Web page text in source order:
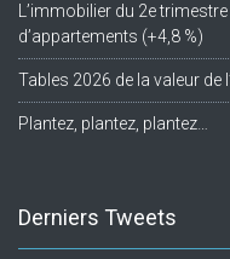
L’immobilier du 2e
d’appartements (+4,8 %)
Tables 2026 de la valeur de
Plantez, plantez, plantez…
Derniers Tweets